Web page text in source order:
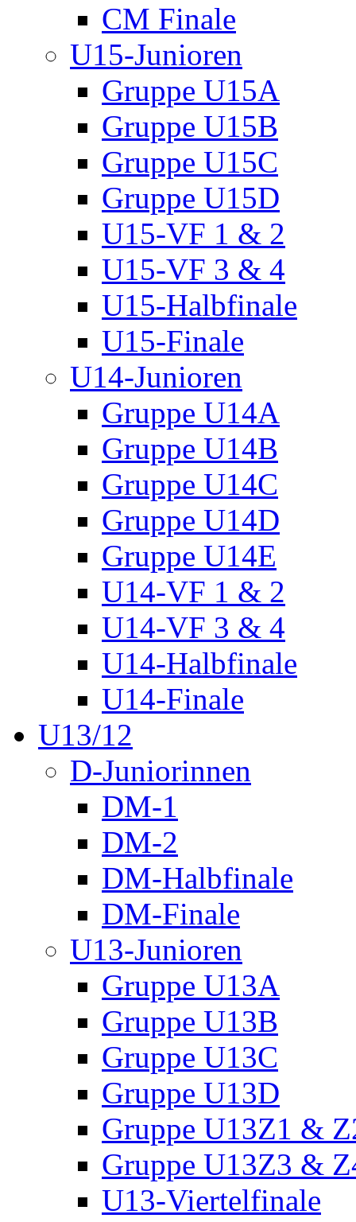
CM Finale
U15-Junioren
Gruppe U15A
Gruppe U15B
Gruppe U15C
Gruppe U15D
U15-VF 1 & 2
U15-VF 3 & 4
U15-Halbfinale
U15-Finale
U14-Junioren
Gruppe U14A
Gruppe U14B
Gruppe U14C
Gruppe U14D
Gruppe U14E
U14-VF 1 & 2
U14-VF 3 & 4
U14-Halbfinale
U14-Finale
U13/12
D-Juniorinnen
DM-1
DM-2
DM-Halbfinale
DM-Finale
U13-Junioren
Gruppe U13A
Gruppe U13B
Gruppe U13C
Gruppe U13D
Gruppe U13Z1 &
Gruppe U13Z3 &
U13-Viertelfinale